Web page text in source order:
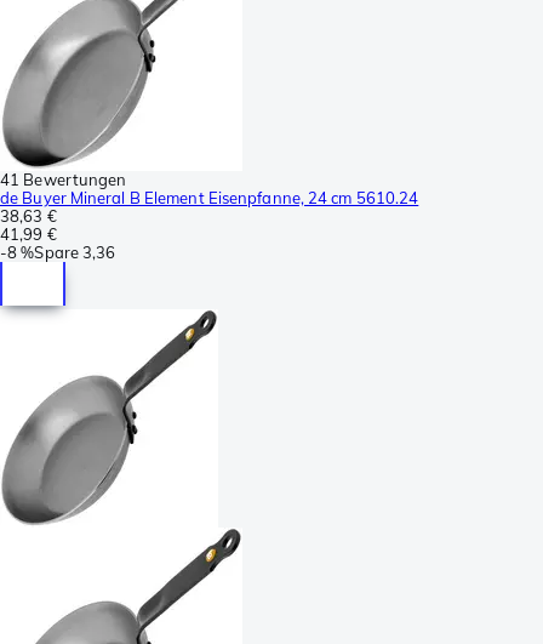
41 Bewertungen
de Buyer Mineral B Element Eisenpfanne, 24 cm 5610.24
38,63 €
41,99 €
-8 %Spare3,36